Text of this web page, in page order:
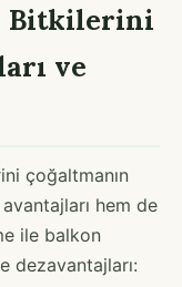
Bitkilerini
ve
çoğaltmanın
hem de
ile balkon
dezavantajları: